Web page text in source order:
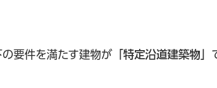
要件を満たす建物が 「特定沿道建築物」